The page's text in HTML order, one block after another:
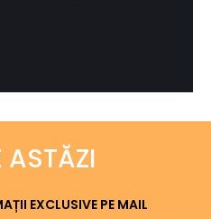
EXCLUSIVE PE MAIL